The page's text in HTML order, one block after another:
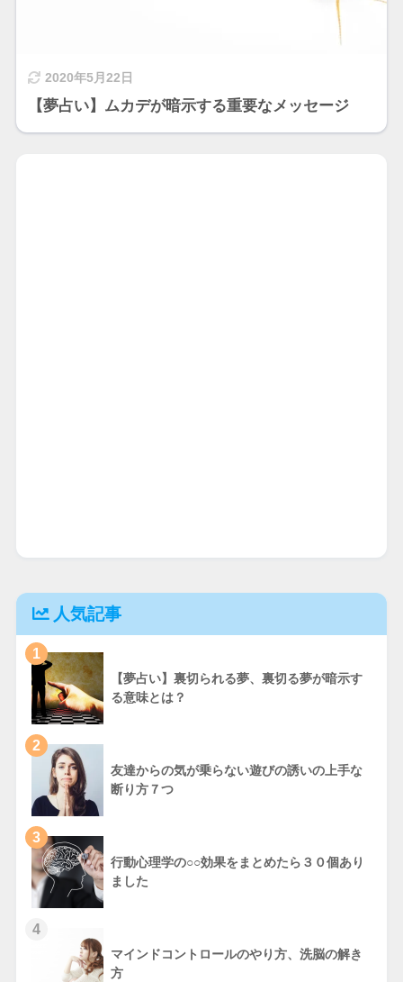
2020年5月22日
【夢占い】ムカデが暗示する重要なメッセージ
人気記事
1
【夢占い】裏切られる夢、裏切る夢が暗示す
る意味とは？
2
友達からの気が乗らない遊びの誘いの上手な
断り方７つ
3
行動心理学の○○効果をまとめたら３０個あり
ました
4
マインドコントロールのやり方、洗脳の解き
方